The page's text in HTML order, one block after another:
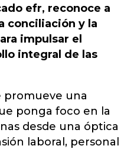
efr, reconoce a
conciliación y la
impulsar el
integral de las
promueve una
ponga foco en la
desde una óptica
laboral, personal